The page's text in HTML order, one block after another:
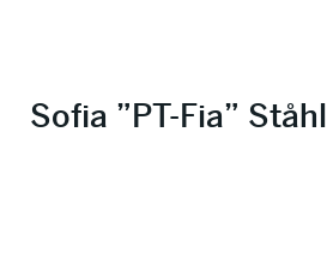
Sofia ”PT-Fia” Ståhl